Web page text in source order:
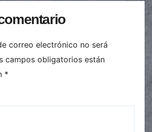
correo electrónico no será
campos obligatorios están
*